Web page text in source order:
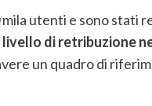
utenti e sono stati
di retribuzione
un quadro di